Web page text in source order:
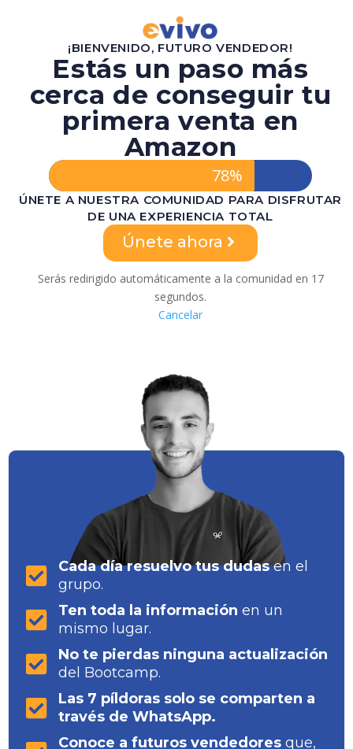
¡BIENVENIDO, FUTURO VENDEDOR!
Estás un paso más
cerca de conseguir tu
primera venta en
Amazon
78%
ÚNETE A NUESTRA COMUNIDAD PARA DISFRUTAR
DE UNA EXPERIENCIA TOTAL
Únete ahora
Serás redirigido automáticamente a la comunidad en 17
segundos.
Cancelar
Cada día resuelvo tus dudasen el
grupo.
Ten toda la información en un
mismo lugar.
No te pierdas ninguna actualización
del Bootcamp.
Las 7 píldoras solo se comparten a
través de WhatsApp.
Conoce a futuros vendedoresque,